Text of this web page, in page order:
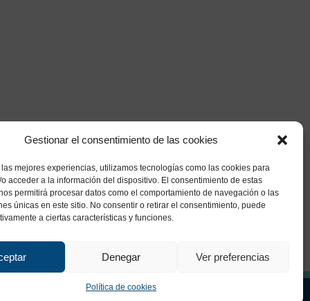
Gestionar el consentimiento de las cookies
mejores experiencias, utilizamos tecnologías como las cookies para
acceder a la información del dispositivo. El consentimiento de estas
permitirá procesar datos como el comportamiento de navegación o las
únicas en este sitio. No consentir o retirar el consentimiento, puede
a ciertas características y funciones.
Denegar Ver preferencias
Política de cookies